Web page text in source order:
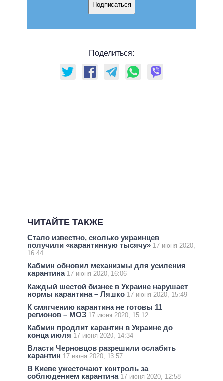
Подписаться
Поделиться:
ЧИТАЙТЕ ТАКЖЕ
Стало известно, сколько украинцев
получили «карантинную тысячу» 17 июня 2020,
16:44
Кабмин обновил механизмы для усиления
карантина 17 июня 2020, 16:06
Каждый шестой бизнес в Украине нарушает
нормы карантина – Ляшко 17 июня 2020, 15:49
К смягчению карантина не готовы 11
регионов – МОЗ 17 июня 2020, 15:12
Кабмин продлит карантин в Украине до
конца июля 17 июня 2020, 14:34
Власти Черновцов разрешили ослабить
карантин 17 июня 2020, 13:57
В Киеве ужесточают контроль за
соблюдением карантина 17 июня 2020, 12:58